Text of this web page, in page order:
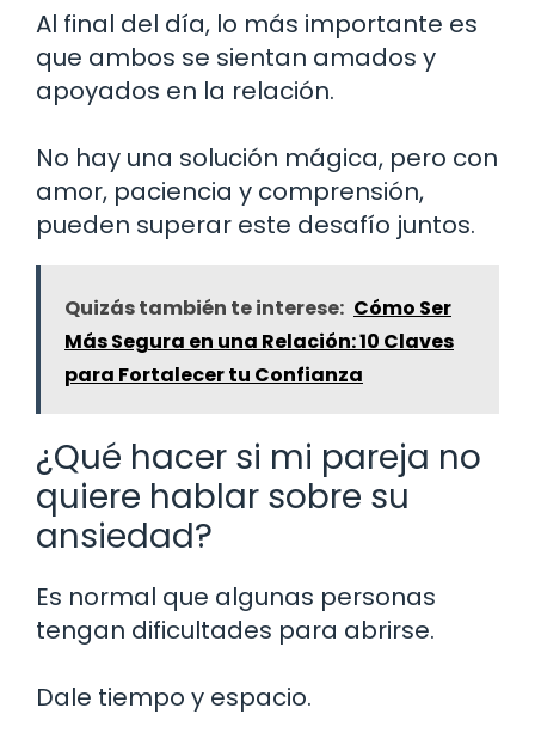
Al final del día, lo más importante es
que ambos se sientan amados y
apoyados en la relación.
No hay una solución mágica, pero con
amor, paciencia y comprensión,
pueden superar este desafío juntos.
Quizás también te interese: Cómo Ser
Más Segura en una Relación: 10 Claves
para Fortalecer tu Confianza
¿Qué hacer si mi pareja no
quiere hablar sobre su
ansiedad?
Es normal que algunas personas
tengan dificultades para abrirse.
Dale tiempo y espacio.